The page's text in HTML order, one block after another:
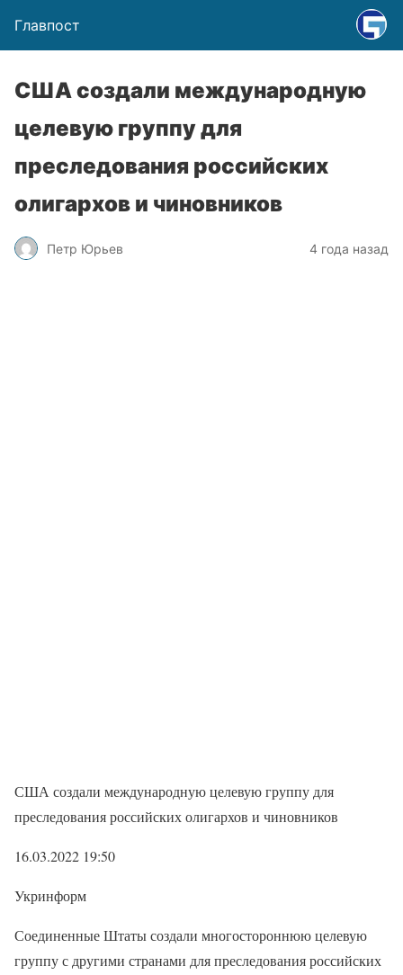
Главпост
США создали международную
целевую группу для
преследования российских
олигархов и чиновников
Петр Юрьев 4 года назад
США создали международную целевую группу для
преследования российских олигархов и чиновников
16.03.2022 19:50
Укринформ
Соединенные Штаты создали многостороннюю целевую
группу с другими странами для преследования российских